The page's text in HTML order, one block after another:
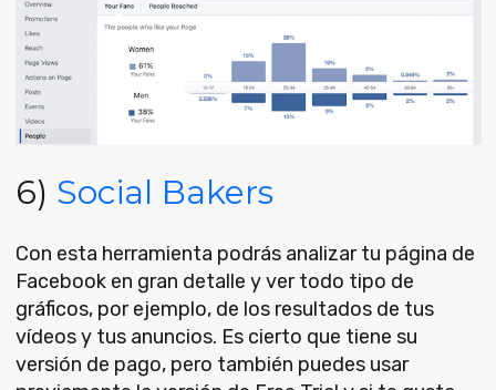
6) Social Bakers
Con esta herramienta podrás analizar tu página de
Facebook en gran detalle y ver todo tipo de
gráficos, por ejemplo, de los resultados de tus
vídeos y tus anuncios. Es cierto que tiene su
versión de pago, pero también puedes usar